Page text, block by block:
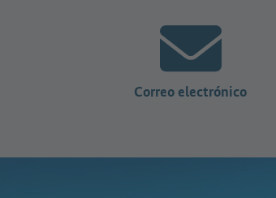
Correo electrónico